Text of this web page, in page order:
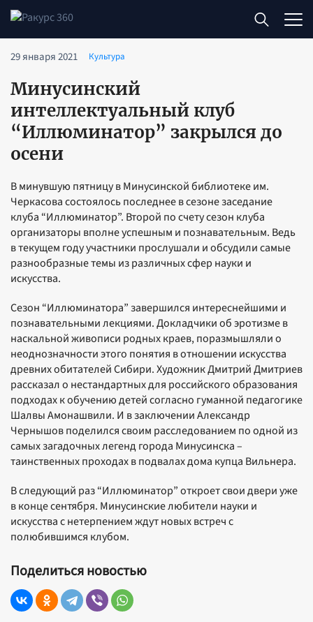
29 января 2021 Культура
Минусинский
интеллектуальный клуб
“Иллюминатор” закрылся до
осени
В минувшую пятницу в Минусинской библиотеке им.
Черкасова состоялось последнее в сезоне заседание
клуба “Иллюминатор”. Второй по счету сезон клуба
организаторы вполне успешным и познавательным. Ведь
в текущем году участники прослушали и обсудили самые
разнообразные темы из различных сфер науки и
искусства.
Сезон “Иллюминатора” завершился интереснейшими и
познавательными лекциями. Докладчики об эротизме в
наскальной живописи родных краев, поразмышляли о
неоднозначности этого понятия в отношении искусства
древних обитателей Сибири. Художник Дмитрий Дмитриев
рассказал о нестандартных для российского образования
подходах к обучению детей согласно гуманной педагогике
Шалвы Амонашвили. И в заключении Александр
Чернышов поделился своим расследованием по одной из
самых загадочных легенд города Минусинска –
таинственных проходах в подвалах дома купца Вильнера.
В следующий раз “Иллюминатор” откроет свои двери уже
в конце сентября. Минусинские любители науки и
искусства с нетерпением ждут новых встреч с
полюбившимся клубом.
Поделиться новостью